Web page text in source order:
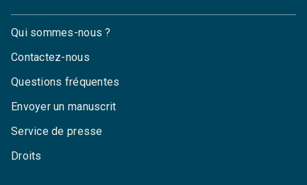
Qui sommes-nous ?
Contactez-nous
Questions fréquentes
Envoyer un manuscrit
Service de presse
Droits